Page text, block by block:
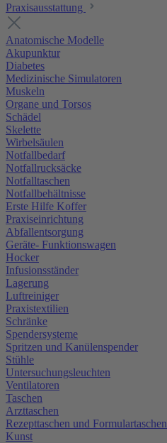
Praxisausstattung
Anatomische Modelle
Akupunktur
Diabetes
Medizinische Simulatoren
Muskeln
Organe und Torsos
Schädel
Skelette
Wirbelsäulen
Notfallbedarf
Notfallrucksäcke
Notfalltaschen
Notfallbehältnisse
Erste Hilfe Koffer
Praxiseinrichtung
Abfallentsorgung
Geräte- Funktionswagen
Hocker
Infusionsständer
Lagerung
Luftreiniger
Praxistextilien
Schränke
Spendersysteme
Spritzen und Kanülenspender
Stühle
Untersuchungsleuchten
Ventilatoren
Taschen
Arzttaschen
Rezepttaschen und Formulartaschen
Kunst